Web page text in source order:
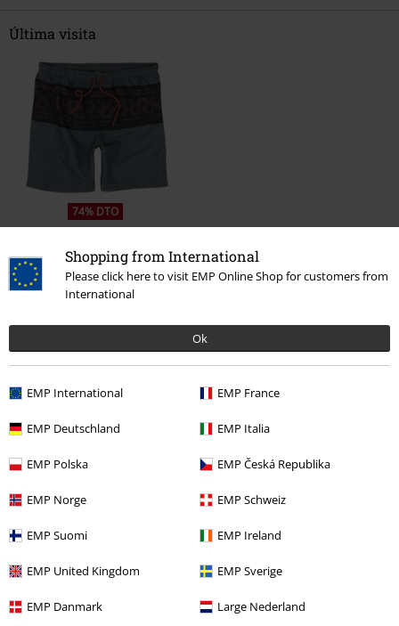
Shopping from International
Please click here to visit EMP Online Shop for customers from
International
Ok
EMP International EMP France
EMP Deutschland EMP Italia
EMP Polska EMP Česká Republika
EMP Norge EMP Schweiz
EMP Suomi EMP Ireland
EMP United Kingdom EMP Sverige
EMP Danmark Large Nederland
Última visita
74% DTO
Marcas Ropa Marcas by EMP Hombre RED by EMP
Ropa
Bañadores
Ropa Bañadores Pantalones Cortos de Baño
Marcas Ropa Bañadores
Pantalones Cortos de
Baño
Marcas Ropa RED by EMP
E-mail Newsletter